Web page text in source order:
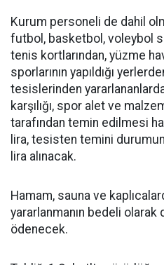
Kurum personeli de dahil
futbol, basketbol, voleybol
tenis kortlarından, yüzme
sporlarının yapıldığı
tesislerinden
karşılığı, spor alet ve
tarafından temin edilmesi
lira, tesisten temini
lira alınacak.
Hamam, sauna ve
yararlanmanın bedeli olarak
ödenecek.